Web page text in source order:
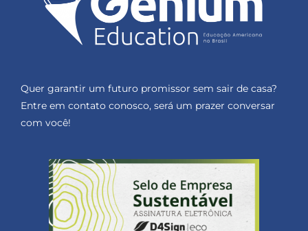
Quer garantir um futuro promissor sem sair de casa?
Entre em contato conosco, será um prazer conversar
com você!